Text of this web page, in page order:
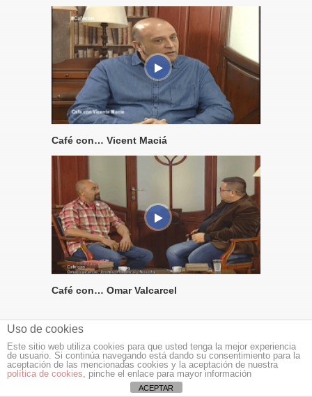
Café con… Vicent Maciá
Café con… Omar Valcarcel
NOTICIAS DE ALICANTE AL DÍA
Uso de cookies
Este sitio web utiliza cookies para que usted tenga la mejor experiencia
de usuario. Si continúa navegando está dando su consentimiento para la
aceptación de las mencionadas cookies y la aceptación de nuestra
política de cookies, pinche el enlace para mayor información
ACEPTAR